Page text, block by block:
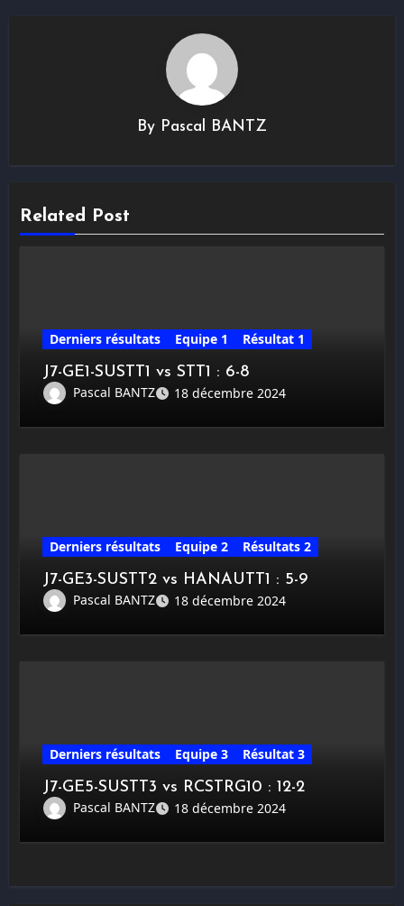
By Pascal BANTZ
Related Post
Derniers résultats Equipe 1
Résultat 1
J7-GE1-SUSTT1 vs STT1 : 6-8
Pascal BANTZ
18 décembre 2024
Derniers résultats Equipe 2
Résultats 2
J7-GE3-SUSTT2 vs HANAUTT1 : 5-9
Pascal BANTZ
18 décembre 2024
Derniers résultats Equipe 3
Résultat 3
J7-GE5-SUSTT3 vs RCSTRG10 : 12-2
Pascal BANTZ
18 décembre 2024